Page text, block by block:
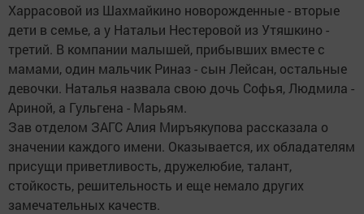
Харрасовой из Шахмайкино новорожденные - вторые
дети в семье, а у Натальи Нестеровой из Утяшкино -
третий. В компании малышей, прибывших вместе с
мамами, один мальчик Риназ - сын Лейсан, остальные
девочки. Наталья назвала свою дочь Софья, Людмила -
Ариной, а Гульгена - Марьям.
Зав отделом ЗАГС Алия Миръякупова рассказала о
значении каждого имени. Оказывается, их обладателям
присущи приветливость, дружелюбие, талант,
стойкость, решительность и еще немало других
замечательных качеств.